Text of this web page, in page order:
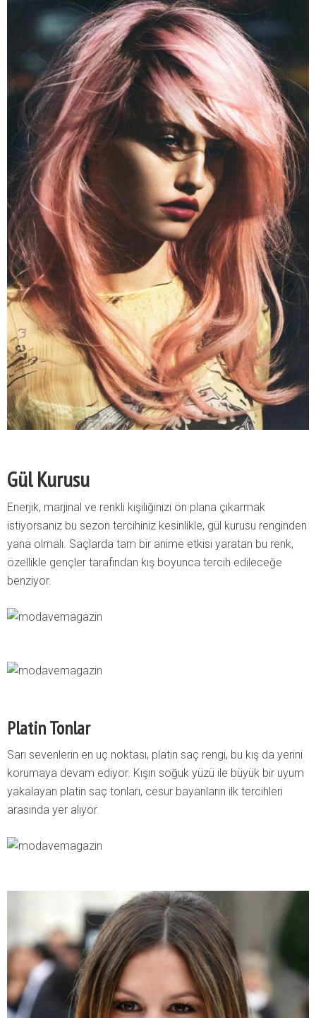
Gül Kurusu
Enerjik, marjinal ve renkli kişiliğinizi ön plana çıkarmak
istiyorsanız bu sezon tercihiniz kesinlikle, gül kurusu renginden
yana olmalı. Saçlarda tam bir anime etkisi yaratan bu renk,
özellikle gençler tarafından kış boyunca tercih edileceğe
benziyor.
Platin Tonlar
Sarı sevenlerin en uç noktası, platin saç rengi, bu kış da yerini
korumaya devam ediyor. Kışın soğuk yüzü ile büyük bir uyum
yakalayan platin saç tonları, cesur bayanların ilk tercihleri
arasında yer alıyor.